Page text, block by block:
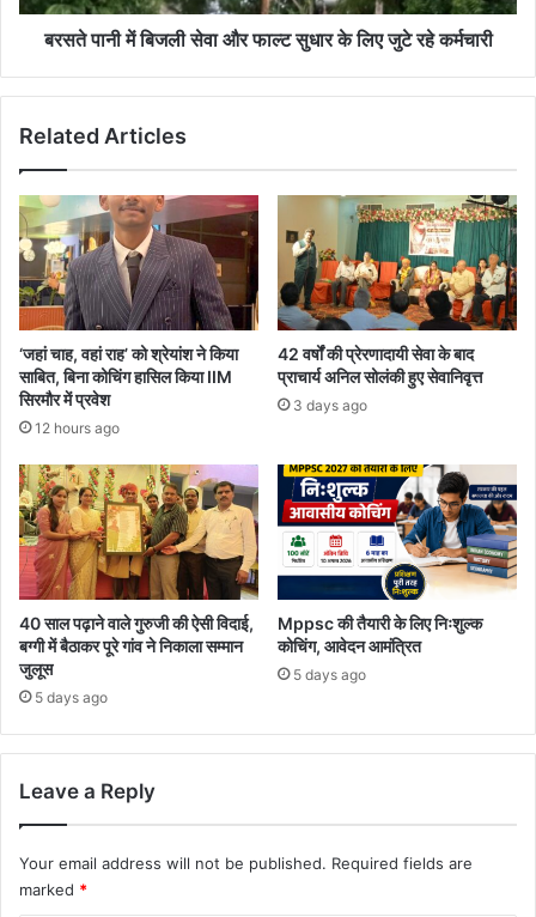
के
बरसते पानी में बिजली सेवा और फाल्ट सुधार के लिए जुटे रहे कर्मचारी
Related Articles
‘जहां चाह, वहां राह’ को श्रेयांश ने किया
साबित, बिना कोचिंग हासिल किया IIM
सिरमौर में प्रवेश
12 hours ago
42 वर्षों की प्रेरणादायी सेवा के बाद
प्राचार्य अनिल सोलंकी हुए सेवानिवृत्त
3 days ago
40 साल पढ़ाने वाले गुरुजी की ऐसी विदाई,
बग्गी में बैठाकर पूरे गांव ने निकाला सम्मान
जुलूस
5 days ago
Mppsc की तैयारी के लिए निःशुल्क
कोचिंग, आवेदन आमंत्रित
5 days ago
Leave a Reply
Your email address will not be published. Required fields are
marked *